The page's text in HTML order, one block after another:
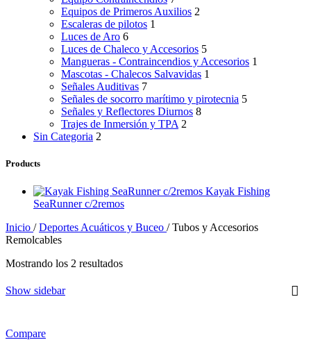
Equipos de Primeros Auxilios 2
Escaleras de pilotos 1
Luces de Aro 6
Luces de Chaleco y Accesorios 5
Mangueras - Contraincendios y Accesorios 1
Mascotas - Chalecos Salvavidas 1
Señales Auditivas 7
Señales de socorro marítimo y pirotecnia 5
Señales y Reflectores Diurnos 8
Trajes de Inmersión y TPA 2
Sin Categoria 2
Products
Kayak Fishing
SeaRunner c/2remos
Inicio / Deportes Acuáticos y Buceo / Tubos y Accesorios
Remolcables
Mostrando los 2 resultados
Show sidebar
Compare